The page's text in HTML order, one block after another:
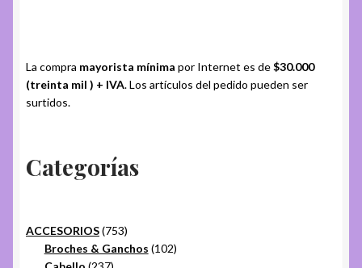
La compra mayorista mínima por Internet es de$30.000
(treinta mil ) + IVA. Los artículos del pedido pueden ser
surtidos.
Categorías
ACCESORIOS 753753
productos
Broches & Ganchos 102102
237